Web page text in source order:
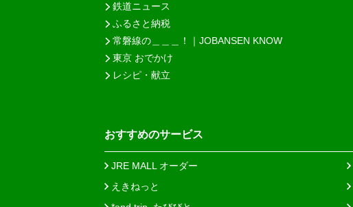
鉄道ニュース
ふるさと納税
常磐線の＿＿＿！｜JOBANSEN KNOW
東京 おでかけ
レシピ・献立
おすすめのサービス
JRE MALL オーダー
えきねっと